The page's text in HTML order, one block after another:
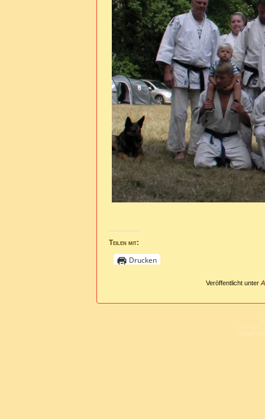
Teilen mit:
Drucken
Veröffentlicht unter